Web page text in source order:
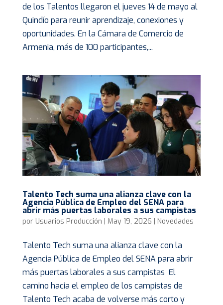
de los Talentos llegaron el jueves 14 de mayo al
Quindío para reunir aprendizaje, conexiones y
oportunidades. En la Cámara de Comercio de
Armenia, más de 100 participantes,...
Talento Tech suma una alianza clave con la
Agencia Pública de Empleo del SENA para
abrir más puertas laborales a sus campistas
por Usuarios Producción | May 19, 2026 | Novedades
Talento Tech suma una alianza clave con la
Agencia Pública de Empleo del SENA para abrir
más puertas laborales a sus campistas El
camino hacia el empleo de los campistas de
Talento Tech acaba de volverse más corto y